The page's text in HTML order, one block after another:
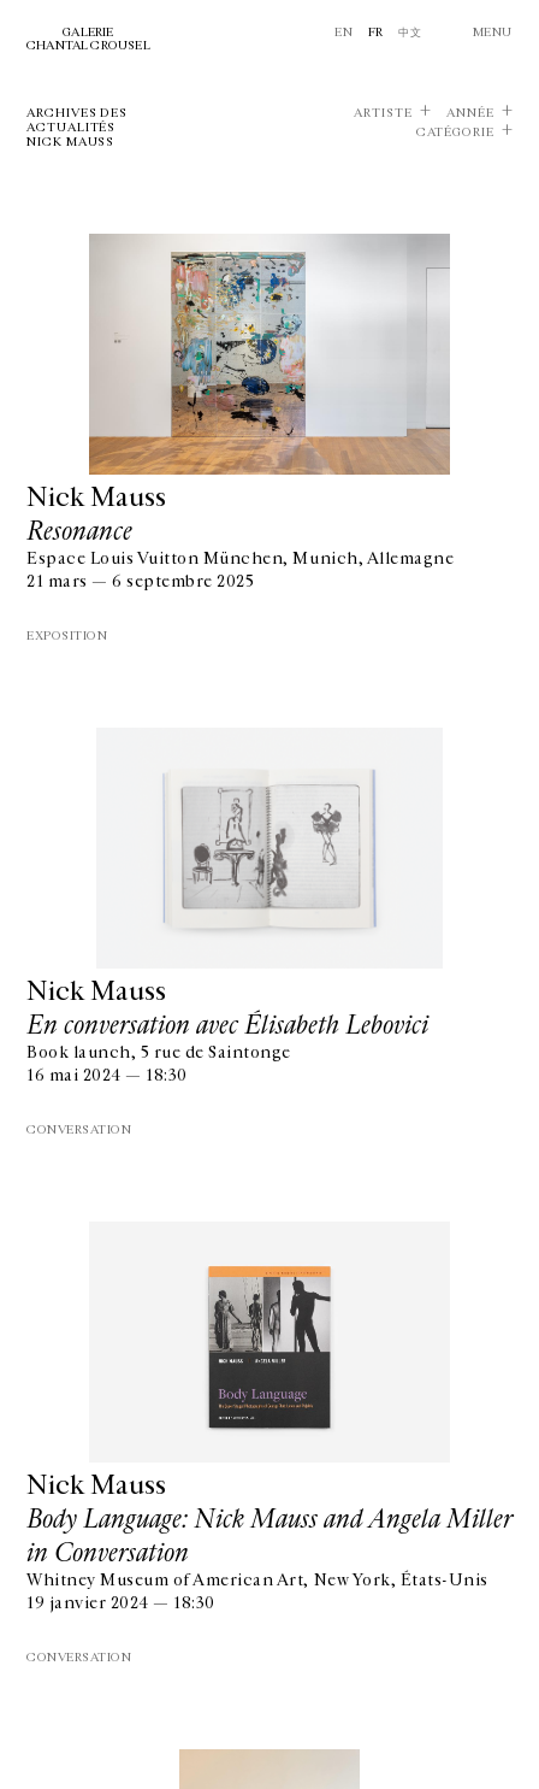
GALERIE
CHANTAL CROUSEL
EN FR 中文 MENU
ARCHIVES DES
ACTUALITÉS
NICK MAUSS
ARTISTE
ANNÉE
CATÉGORIE
Nick Mauss
Resonance
Espace Louis Vuitton München, Munich, Allemagne
21 mars — 6 septembre 2025
EXPOSITION
Nick Mauss
En conversation avec Élisabeth Lebovici
Book launch, 5 rue de Saintonge
16 mai 2024 — 18:30
CONVERSATION
Nick Mauss
Body Language: Nick Mauss and Angela Miller
in Conversation
Whitney Museum of American Art, New York, États-Unis
19 janvier 2024 — 18:30
CONVERSATION